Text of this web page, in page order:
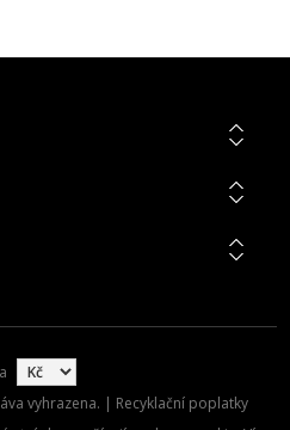
vyhrazena. | Recyklační poplatky